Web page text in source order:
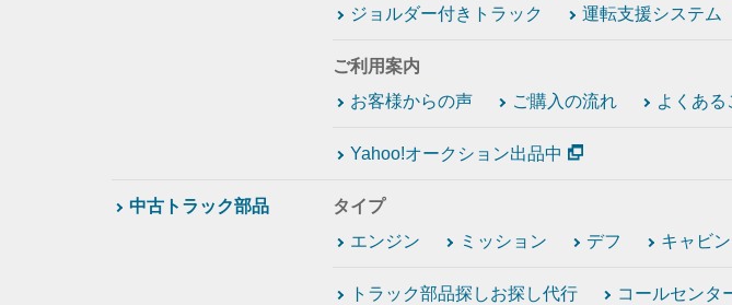
ジョルダー付きトラック
運転支援システム
ご利用案内
お客様からの声
ご購入の流れ よくある
Yahoo!オークション出品中
中古トラック部品
タイプ
エンジン
ミッション デフ キャビン
トラック部品探しお探し代行 コールセンタ